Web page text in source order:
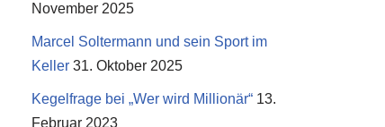
November 2025
Marcel Soltermann und sein Sport im
Keller 31. Oktober 2025
Kegelfrage bei „Wer wird Millionär“ 13.
Februar 2023